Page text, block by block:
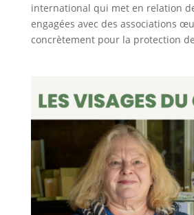
international qui met en relation
engagées avec des associations
concrètement pour la protection